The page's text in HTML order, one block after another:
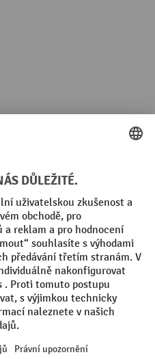
údajů
and possible delivery charges,